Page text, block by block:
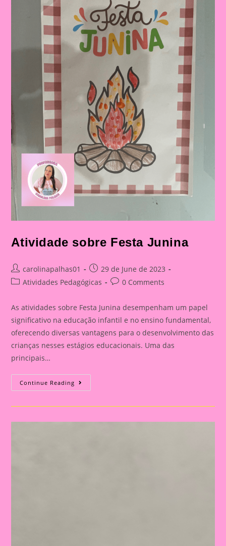
Atividade sobre Festa Junina
Post
author:
carolinapalhas01
Post
published:
29 de June de 2023
PostAtividades Pedagógicas
Post0 Comments
As atividades sobre Festa Junina desempenham um papel
significativo na educação infantil e no ensino fundamental,
oferecendo diversas vantagens para o desenvolvimento das
crianças nesses estágios educacionais. Uma das
principais…
Continue Reading Atividade
Sobre